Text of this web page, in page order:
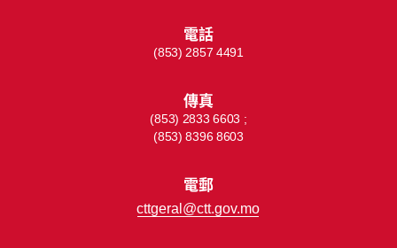
電話
(853) 2857 4491
傳真
(853) 2833 6603 ;
(853) 8396 8603
電郵
cttgeral@ctt.gov.mo